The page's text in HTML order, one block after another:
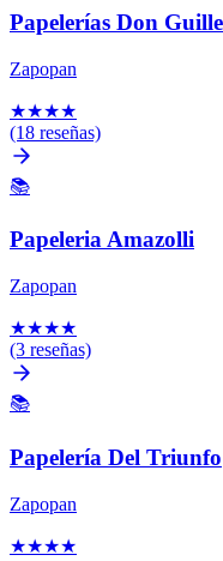
Papelerías Don
Zapopan
★★★★
(18 reseñas)
📚
Papeleria Amazolli
Zapopan
★★★★
(3 reseñas)
📚
Papelería Del Triunfo
Zapopan
★★★★